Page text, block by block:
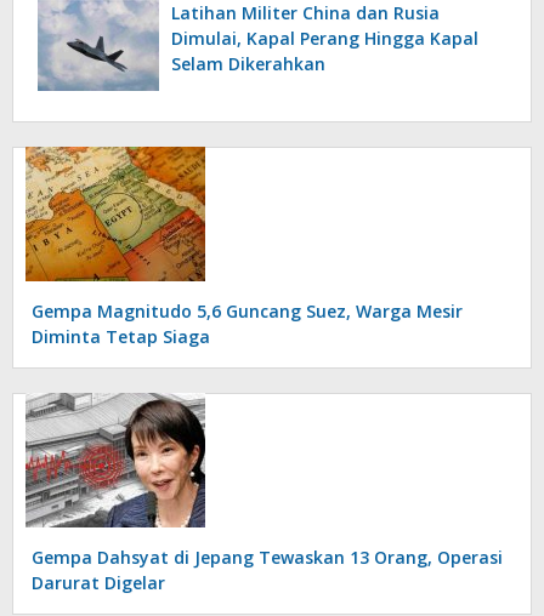
Latihan Militer China dan Rusia
Dimulai, Kapal Perang Hingga Kapal
Selam Dikerahkan
Gempa Magnitudo 5,6 Guncang Suez, Warga Mesir
Diminta Tetap Siaga
Gempa Dahsyat di Jepang Tewaskan 13 Orang, Operasi
Darurat Digelar